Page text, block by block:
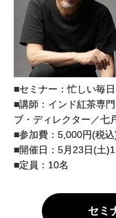
■セミナー：忙しい毎
■講師：インド紅茶専
ブ・ディレクター／七
■参加費：5,000円(税込
■開催日：5月23日(土
■定員：10名
セミ